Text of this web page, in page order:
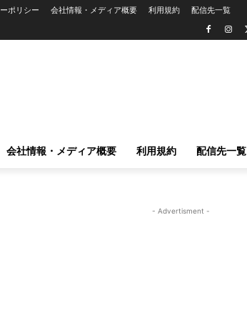
ポリシー 会社情報・メディア概要 利用規約 配信先一覧
会社情報・メディア概要 利用規約 配信先一覧
- Advertisment -